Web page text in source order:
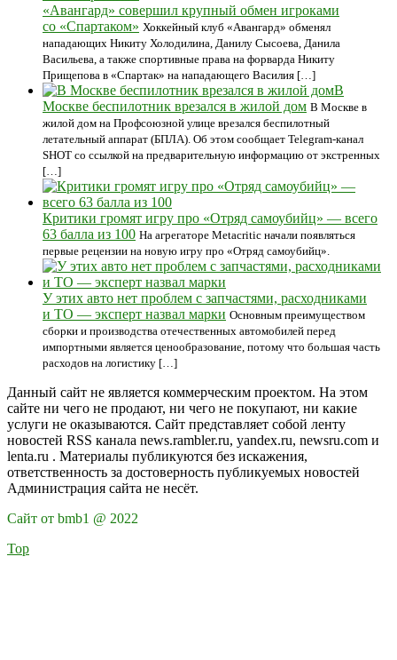
«Авангард» совершил крупный обмен игроками
со «Спартаком» Хоккейный клуб «Авангард» обменял
нападающих Никиту Холодилина, Данилу Сысоева, Данила
Васильева, а также спортивные права на форварда Никиту
Прищепова в «Спартак» на нападающего Василия […]
В
Москве беспилотник врезался в жилой дом В Москве в
жилой дом на Профсоюзной улице врезался беспилотный
летательный аппарат (БПЛА). Об этом сообщает Telegram-канал
SHOT со ссылкой на предварительную информацию от экстренных
[…]
Критики громят игру про «Отряд самоубийц» — всего
63 балла из 100 На агрегаторе Metacritic начали появляться
первые рецензии на новую игру про «Отряд самоубийц».
У этих авто нет проблем с запчастями, расходниками
и ТО — эксперт назвал марки Основным преимуществом
сборки и производства отечественных автомобилей перед
импортными является ценообразование, потому что большая часть
расходов на логистику […]
Данный сайт не является коммерческим проектом. На этом
сайте ни чего не продают, ни чего не покупают, ни какие
услуги не оказываются. Сайт представляет собой ленту
новостей RSS канала news.rambler.ru, yandex.ru, newsru.com и
lenta.ru . Материалы публикуются без искажения,
ответственность за достоверность публикуемых новостей
Администрация сайта не несёт.
Сайт от bmb1 @ 2022
Top